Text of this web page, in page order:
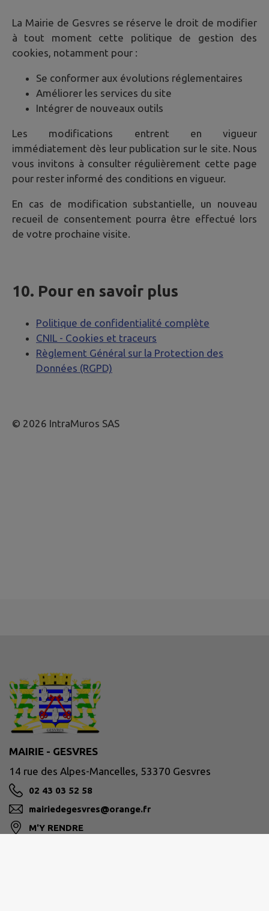
La Mairie de Gesvres se réserve le droit de modifier
à tout moment cette politique de gestion des
cookies, notamment pour :
Se conformer aux évolutions réglementaires
Améliorer les services du site
Intégrer de nouveaux outils
Les modifications entrent en vigueur
immédiatement dès leur publication sur le site. Nous
vous invitons à consulter régulièrement cette page
pour rester informé des conditions en vigueur.
En cas de modification substantielle, un nouveau
recueil de consentement pourra être effectué lors
de votre prochaine visite.
10. Pour en savoir plus
Politique de confidentialité complète
CNIL - Cookies et traceurs
Règlement Général sur la Protection des
Données (RGPD)
© 2026 IntraMuros SAS
MAIRIE - GESVRES
14 rue des Alpes-Mancelles, 53370 Gesvres
02 43 03 52 58
mairiedegesvres@orange.fr
M'Y RENDRE